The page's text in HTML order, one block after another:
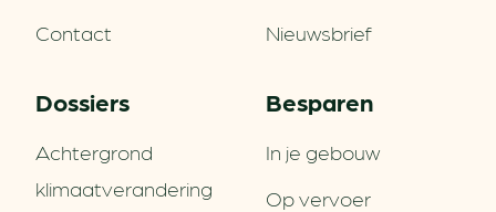
Contact
Nieuwsbrief
Dossiers
Achtergrond
klimaatverandering
Besparen
In je gebouw
Op vervoer